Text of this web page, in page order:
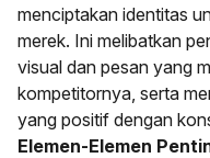
menciptakan identitas
merek. Ini melibatkan
visual dan pesan yang
kompetitornya, serta
yang positif dengan
Elemen-Elemen